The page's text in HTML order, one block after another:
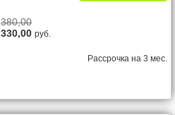
380,00
330,00руб.
Рассрочка на 3 мес.